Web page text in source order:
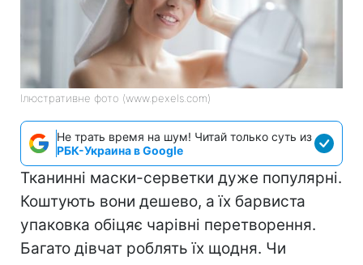
Ілюстративне фото (www.pexels.com)
Не трать время на шум! Читай только суть из
РБК-Украина в Google
Тканинні маски-серветки дуже популярні.
Коштують вони дешево, а їх барвиста
упаковка обіцяє чарівні перетворення.
Багато дівчат роблять їх щодня. Чи